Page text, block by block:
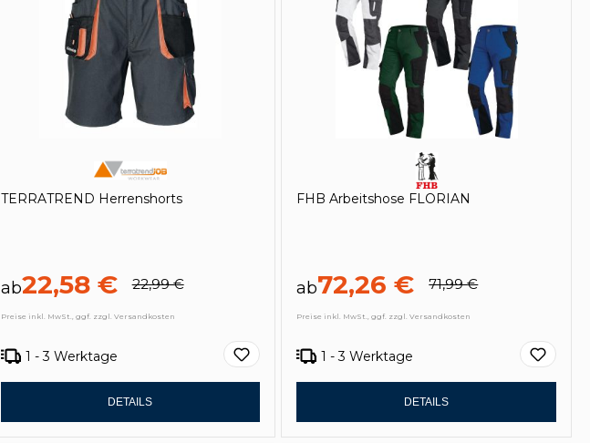
TERRATREND Herrenshorts
ab22,58 € 22,99 €
Preise inkl. MwSt., ggf. zzgl. Versandkosten
1 - 3 Werktage
DETAILS
FHB Arbeitshose FLORIAN
ab72,26 € 71,99 €
Preise inkl. MwSt., ggf. zzgl. Versandkosten
1 - 3 Werktage
DETAILS